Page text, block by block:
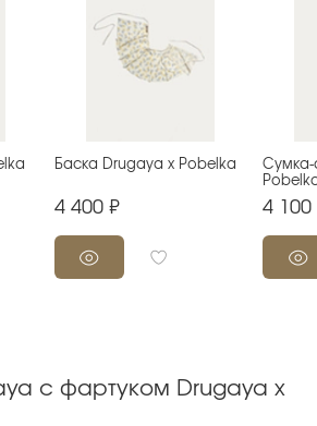
Баска Drugaya х Pobelka
4 400 ₽
Сумка-
4 100
с фартуком Drugaya x